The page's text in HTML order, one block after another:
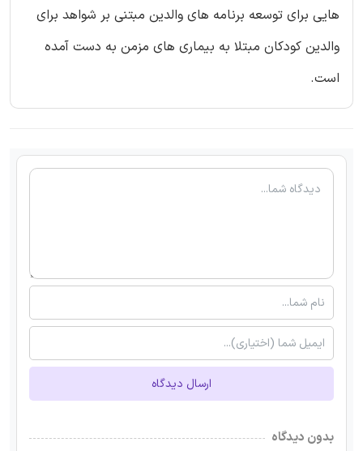
هایی برای توسعه برنامه های والدین مبتنی بر شواهد برای
والدین کودکان مبتلا به بیماری های مزمن به دست آمده
است.
ارسال دیدگاه
بدون دیدگاه